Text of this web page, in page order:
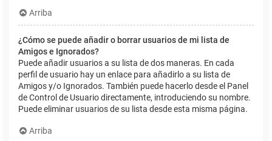
Arriba
¿Cómo se puede añadir o borrar usuarios de mi lista de
Amigos e Ignorados?
Puede añadir usuarios a su lista de dos maneras. En cada
perfil de usuario hay un enlace para añadirlo a su lista de
Amigos y/o Ignorados. También puede hacerlo desde el Panel
de Control de Usuario directamente, introduciendo su nombre.
Puede eliminar usuarios de su lista desde esta misma página.
Arriba